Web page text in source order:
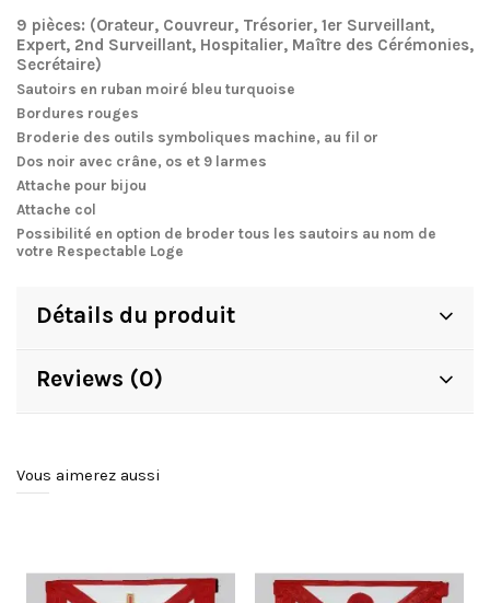
9 pièces: (Orateur, Couvreur, Trésorier, 1er Surveillant,
Expert, 2nd Surveillant, Hospitalier, Maître des Cérémonies,
Secrétaire)
Sautoirs en ruban moiré bleu turquoise
Bordures rouges
Broderie des outils symboliques machine, au fil or
Dos noir avec crâne, os et 9 larmes
Attache pour bijou
Attache col
Possibilité en option de broder tous les sautoirs au nom de
votre Respectable Loge
Détails du produit
Reviews (0)
Vous aimerez aussi